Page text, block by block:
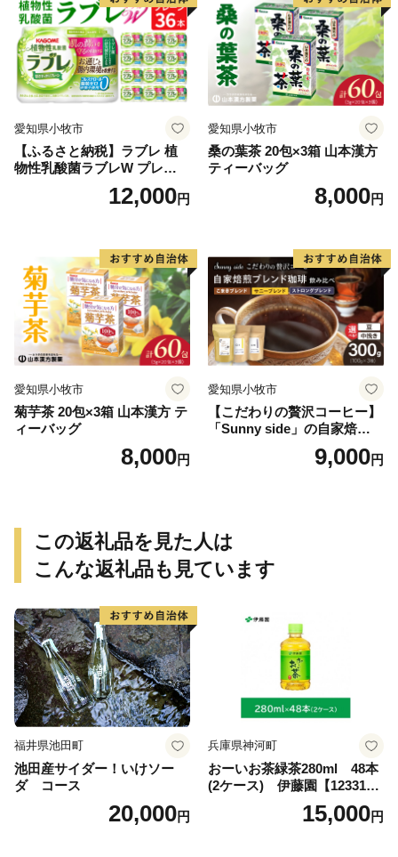
愛知県小牧市
【ふるさと納税】ラブレ 植
物性乳酸菌ラブレW プレーン
36本 80ml 甘さすっきり 砂糖
不使用 コレステロール 脂肪
KB290 乳酸菌飲料 飲料 カゴ
メ 習慣 送料無料
12,000円
愛知県小牧市
桑の葉茶 20包×3箱 山本漢方
ティーバッグ
8,000円
愛知県小牧市
菊芋茶 20包×3箱 山本漢方 テ
ィーバッグ
8,000円
愛知県小牧市
【こだわりの贅沢コーヒー】
「Sunny side」の自家焙煎珈
琲ブレンド珈琲飲み比べセッ
9,000円
この返礼品を見た人は
こんな返礼品も見ています
福井県池田町
池田産サイダー！いけソー
ダ コース
20,000円
兵庫県神河町
おーいお茶緑茶280ml 48本
(2ケース) 伊藤園【123317
15,000円